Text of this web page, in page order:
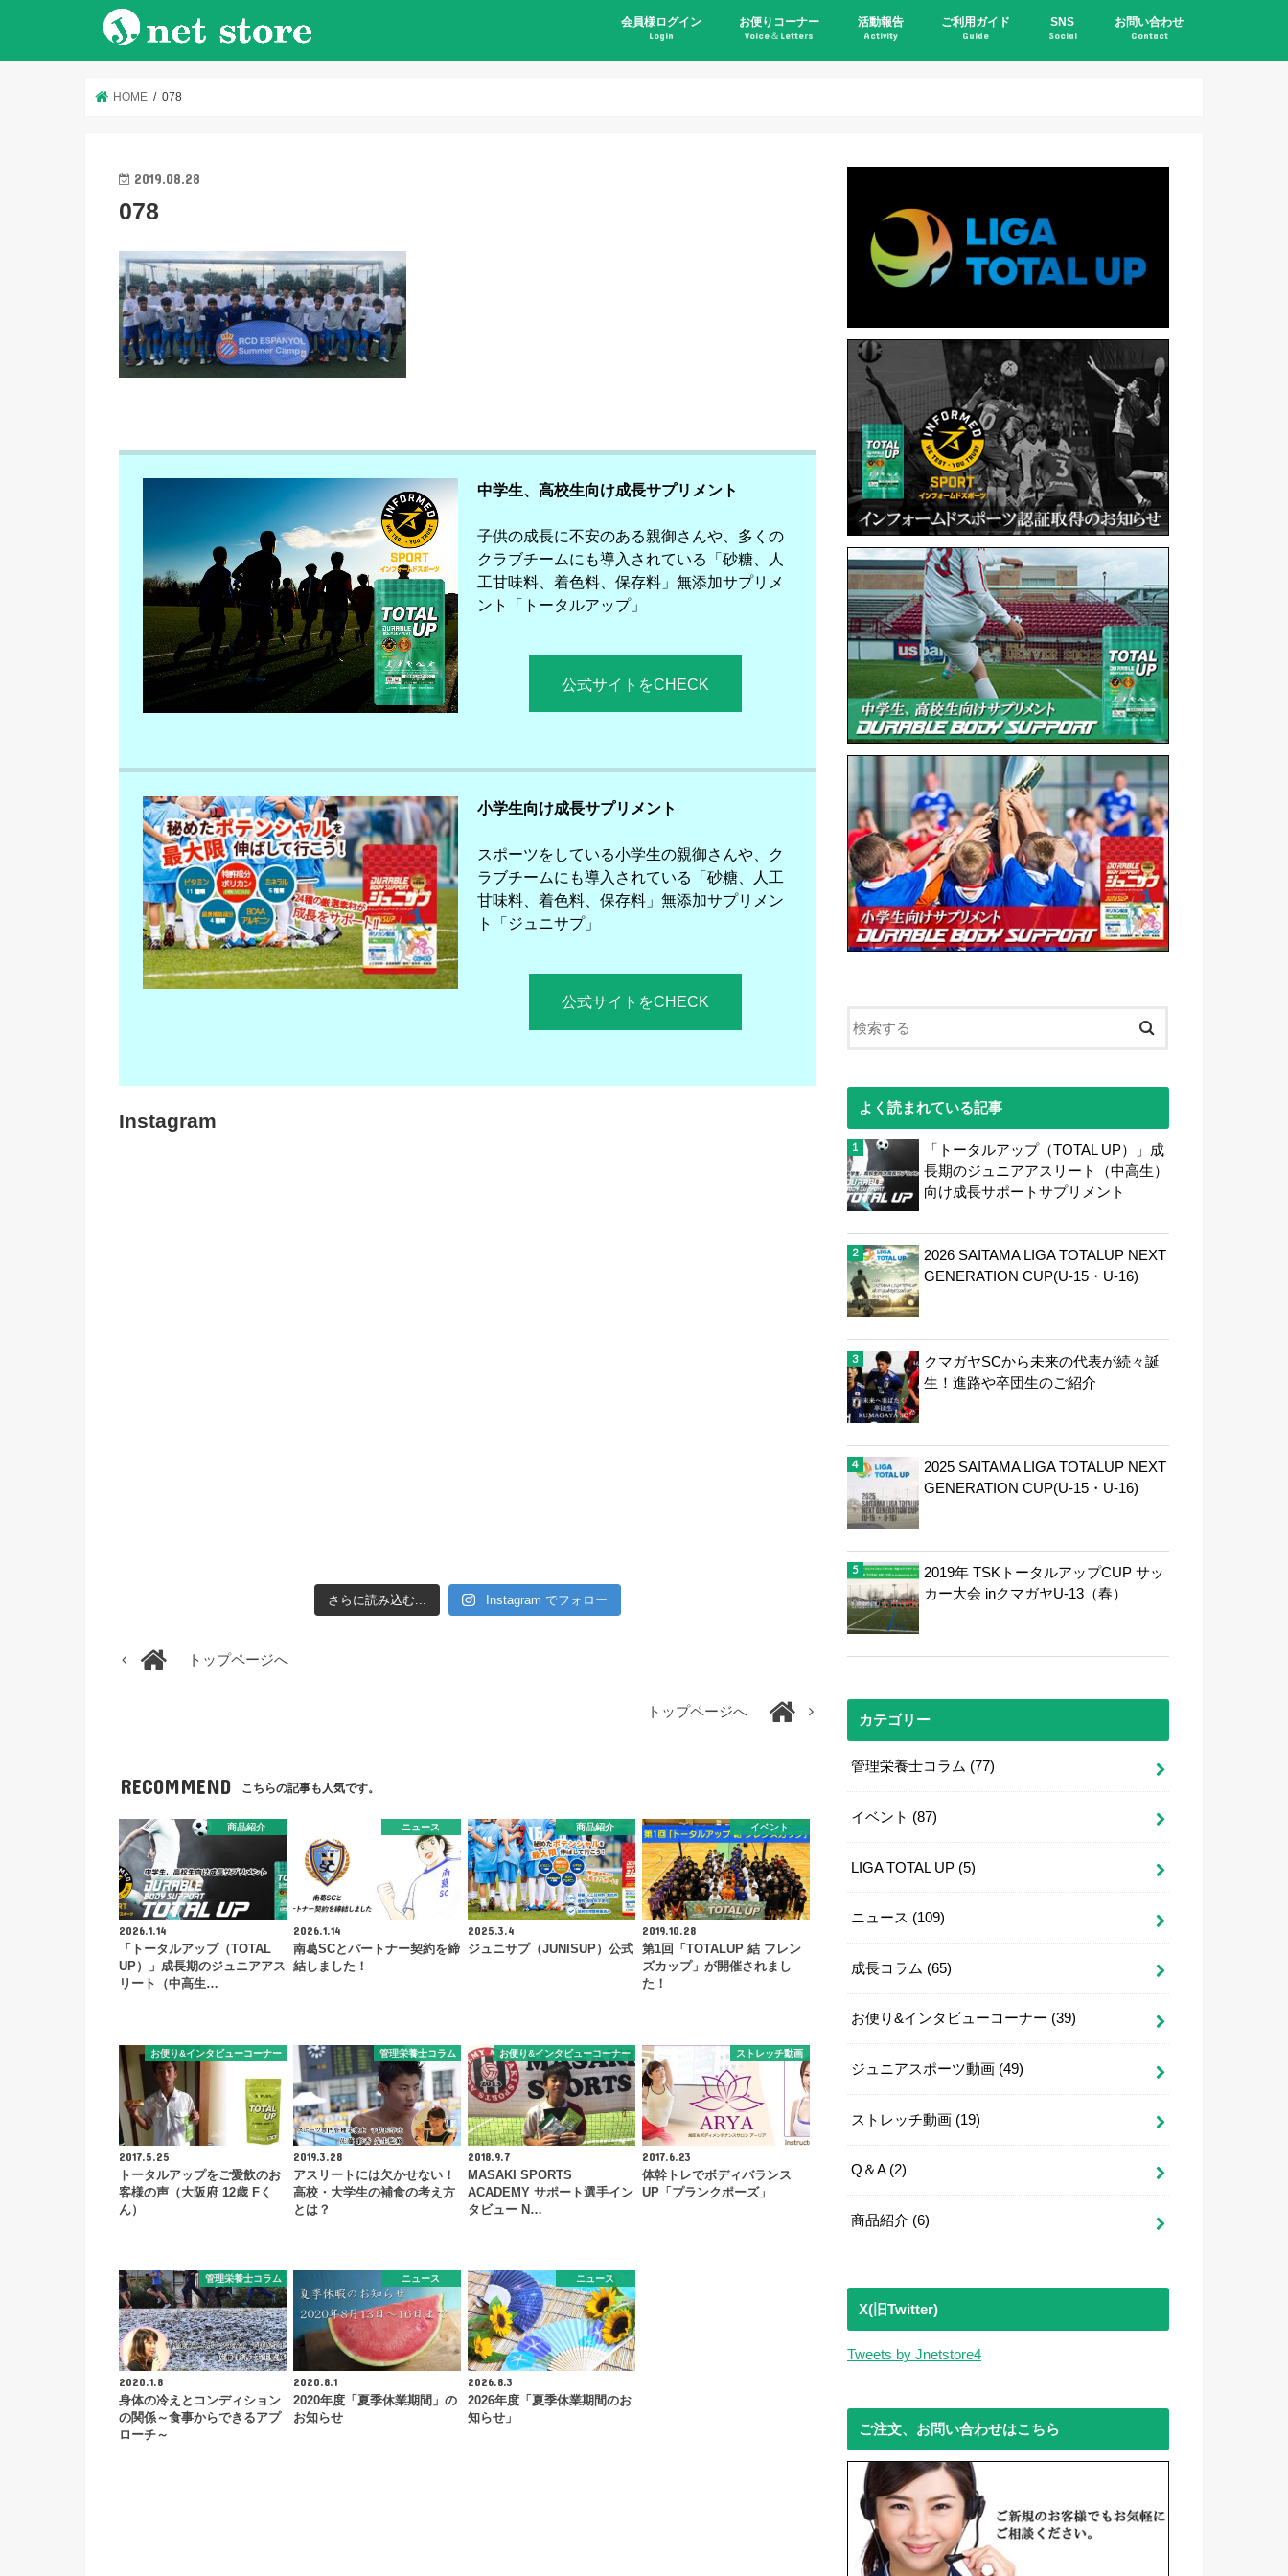
会員様ログイン
Login
お便りコーナー
Voice＆Letters
活動報告
Activity
ご利用ガイド
Guide
SNS
Social
お問い合わせ
Contact
HOME 078
2019.08.28
078
中学生、高校生向け成長サプリメント
子供の成長に不安のある親御さんや、多くの
クラブチームにも導入されている「砂糖、人
工甘味料、着色料、保存料」無添加サプリメ
ント「トータルアップ」
公式サイトをCHECK
小学生向け成長サプリメント
スポーツをしている小学生の親御さんや、ク
ラブチームにも導入されている「砂糖、人工
甘味料、着色料、保存料」無添加サプリメン
ト「ジュニサプ」
公式サイトをCHECK
Instagram
さらに読み込む... Instagram でフォロー
トップページへ
トップページへ
RECOMMEND こちらの記事も人気です。
商品紹介
2026.1.14
「トータルアップ（TOTAL
UP）」成長期のジュニアアス
リート（中高生…
ニュース
2026.1.14
南葛SCとパートナー契約を締
結しました！
商品紹介
2025.3.4
ジュニサプ（JUNISUP）公式
イベント
2019.10.28
第1回「TOTALUP 結 フレン
ズカップ」が開催されまし
た！
お便り&インタビューコーナー
2017.5.25
トータルアップをご愛飲のお
客様の声（大阪府 12歳 Fく
ん）
管理栄養士コラム
2019.3.28
アスリートには欠かせない！
高校・大学生の補食の考え方
とは？
お便り&インタビューコーナー
2018.9.7
MASAKI SPORTS
ACADEMY サポート選手イン
タビュー N…
ストレッチ動画
2017.6.23
体幹トレでボディバランス
UP「プランクポーズ」
管理栄養士コラム
2020.1.8
身体の冷えとコンディション
の関係～食事からできるアプ
ローチ～
ニュース
2020.8.1
2020年度「夏季休業期間」の
お知らせ
ニュース
2026.8.3
2026年度「夏季休業期間のお
知らせ」
よく読まれている記事
「トータルアップ（TOTAL UP）」成
長期のジュニアアスリート（中高生）
向け成長サポートサプリメント
2026 SAITAMA LIGA TOTALUP NEXT
GENERATION CUP(U-15・U-16)
クマガヤSCから未来の代表が続々誕
生！進路や卒団生のご紹介
2025 SAITAMA LIGA TOTALUP NEXT
GENERATION CUP(U-15・U-16)
2019年 TSKトータルアップCUP サッ
カー大会 inクマガヤU-13（春）
カテゴリー
管理栄養士コラム (77)
イベント (87)
LIGA TOTAL UP (5)
ニュース (109)
成長コラム (65)
お便り&インタビューコーナー (39)
ジュニアスポーツ動画 (49)
ストレッチ動画 (19)
Q＆A (2)
商品紹介 (6)
X(旧Twitter)
Tweets by Jnetstore4
ご注文、お問い合わせはこちら